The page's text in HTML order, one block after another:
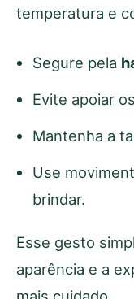
temperatura e
Segure pela
Evite apoiar
Mantenha a
Use
brindar.
Esse gesto
aparência e a
mais cuidado.